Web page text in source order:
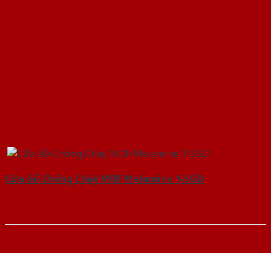
Cửa Gỗ Chống Cháy MDF Melamine 1-SGD